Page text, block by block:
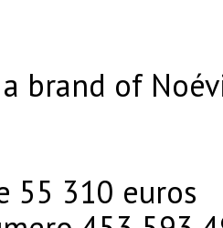
brand of
55 310 euros